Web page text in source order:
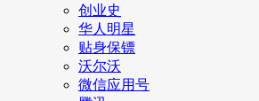
创业史
华人明星
贴身保镖
沃尔沃
微信应用号